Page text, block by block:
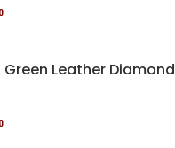
Green Leather Diamond